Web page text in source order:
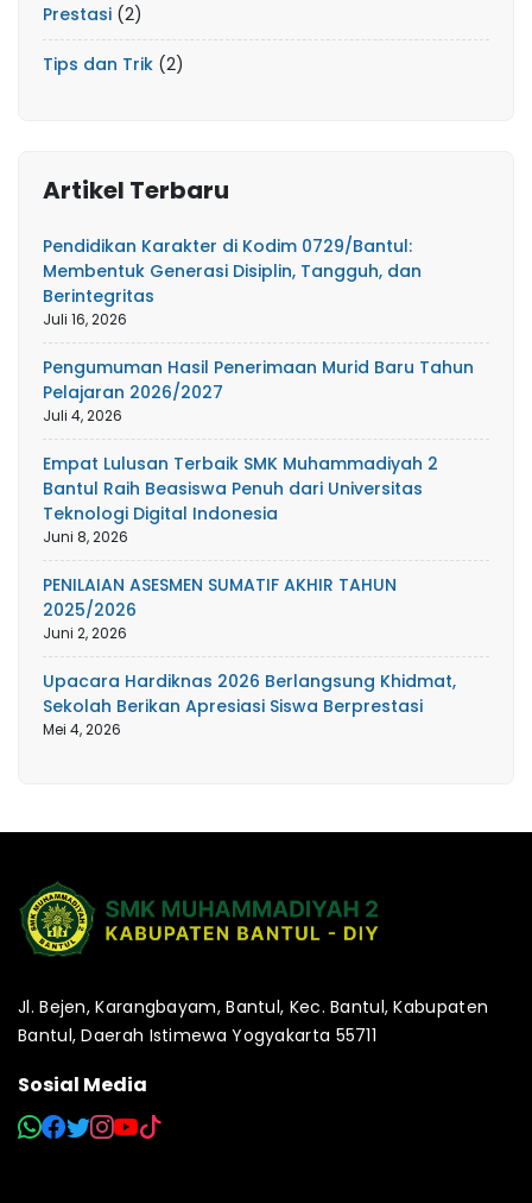
Prestasi (2)
Tips dan Trik (2)
Artikel Terbaru
Pendidikan Karakter di Kodim 0729/Bantul:
Membentuk Generasi Disiplin, Tangguh, dan
Berintegritas
Juli 16, 2026
Pengumuman Hasil Penerimaan Murid Baru Tahun
Pelajaran 2026/2027
Juli 4, 2026
Empat Lulusan Terbaik SMK Muhammadiyah 2
Bantul Raih Beasiswa Penuh dari Universitas
Teknologi Digital Indonesia
Juni 8, 2026
PENILAIAN ASESMEN SUMATIF AKHIR TAHUN
2025/2026
Juni 2, 2026
Upacara Hardiknas 2026 Berlangsung Khidmat,
Sekolah Berikan Apresiasi Siswa Berprestasi
Mei 4, 2026
Jl. Bejen, Karangbayam, Bantul, Kec. Bantul, Kabupaten
Bantul, Daerah Istimewa Yogyakarta 55711
Sosial Media